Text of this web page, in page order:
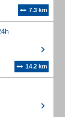
7.3 km
14.2 km